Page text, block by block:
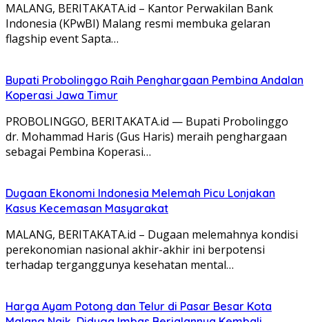
MALANG, BERITAKATA.id – Kantor Perwakilan Bank
Indonesia (KPwBI) Malang resmi membuka gelaran
flagship event Sapta…
Bupati Probolinggo Raih Penghargaan Pembina Andalan
Koperasi Jawa Timur
PROBOLINGGO, BERITAKATA.id — Bupati Probolinggo
dr. Mohammad Haris (Gus Haris) meraih penghargaan
sebagai Pembina Koperasi…
Dugaan Ekonomi Indonesia Melemah Picu Lonjakan
Kasus Kecemasan Masyarakat
MALANG, BERITAKATA.id – Dugaan melemahnya kondisi
perekonomian nasional akhir-akhir ini berpotensi
terhadap terganggunya kesehatan mental…
Harga Ayam Potong dan Telur di Pasar Besar Kota